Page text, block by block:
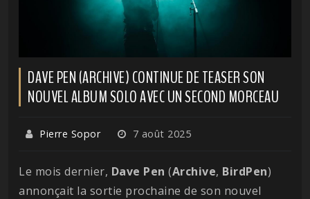
DAVE PEN (ARCHIVE) CONTINUE DE TEASER SON
NOUVEL ALBUM SOLO AVEC UN SECOND MORCEAU
Pierre Sopor 7 août 2025
Le mois dernier, Dave Pen (Archive, BirdPen)
annonçait la sortie prochaine de son nouvel